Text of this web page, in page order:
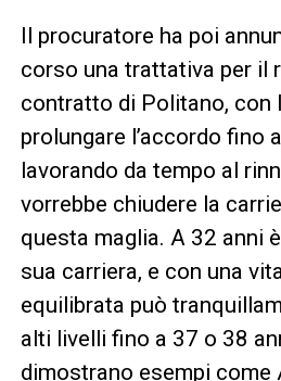
Il procuratore ha poi
corso una trattativa per il
contratto di Politano, con
prolungare l’accordo fino
lavorando da tempo al
vorrebbe chiudere la
questa maglia. A 32 anni
sua carriera, e con una
equilibrata può
alti livelli fino a 37 o 38
dimostrano esempi come